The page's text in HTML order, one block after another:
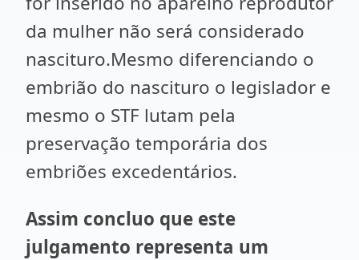
da mulher não será considerado
nascituro.Mesmo diferenciando o
embrião do nascituro o legislador e
mesmo o STF lutam pela
preservação temporária dos
embriões excedentários.
Assim concluo que este
julgamento representa um